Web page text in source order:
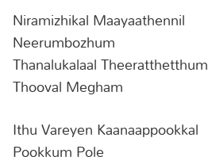
Niramizhikal Maayaathennil
Neerumbozhum
Thanalukalaal Theeratthetthum
Thooval Megham
Ithu Vareyen Kaanaappookkal